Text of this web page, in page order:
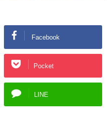
Facebook
Pocket
LINE